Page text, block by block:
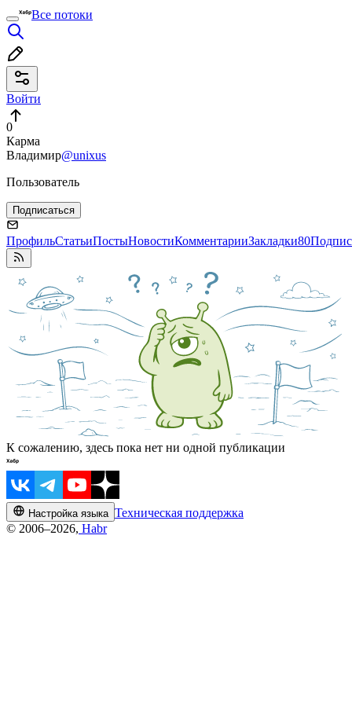
Все потоки
Войти
0
Карма
Владимир@unixus
Пользователь
Подписаться
ПрофильСтатьиПостыНовостиКомментарииЗакладки80
К сожалению, здесь пока нет ни одной публикации
Настройка языка Техническая поддержка
© 2006–2026, Habr